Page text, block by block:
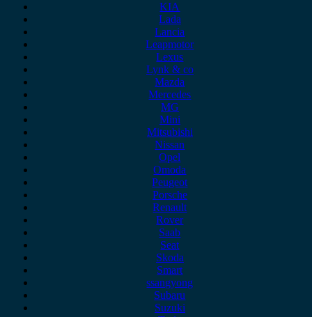
KIA
Lada
Lancia
Leapmotor
Lexus
Lynk & co
Mazda
Mercedes
MG
Mini
Mitsubishi
Nissan
Opel
Omoda
Peugeot
Porsche
Renault
Rover
Saab
Seat
Skoda
Smart
ssangyong
Subaru
Suzuki